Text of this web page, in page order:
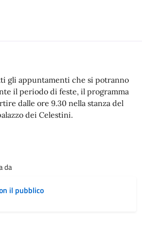
gli appuntamenti che si potranno
il periodo di feste, il programma
dalle ore 9.30 nella stanza del
dei Celestini.
da
il pubblico